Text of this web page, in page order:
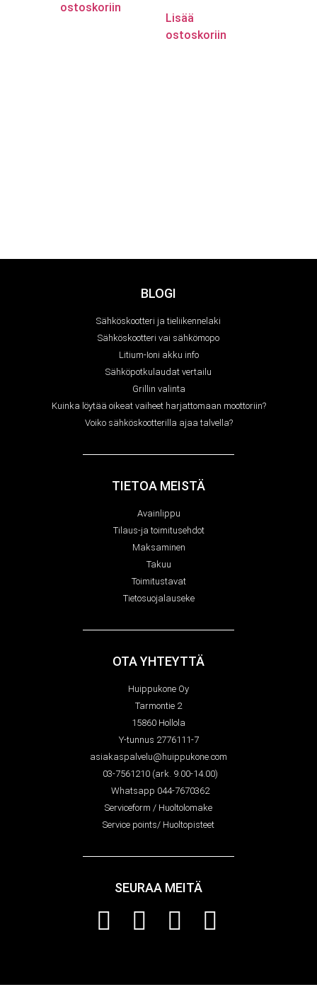
ostoskoriin
Lisää
ostoskoriin
BLOGI
Sähköskootteri ja tieliikennelaki
Sähköskootteri vai sähkömopo
Litium-Ioni akku info
Sähköpotkulaudat vertailu
Grillin valinta
Kuinka löytää oikeat vaiheet harjattomaan moottoriin?
Voiko sähköskootterilla ajaa talvella?
TIETOA MEISTÄ
Avainlippu
Tilaus-ja toimitusehdot
Maksaminen
Takuu
Toimitustavat
Tietosuojalauseke
OTA YHTEYTTÄ
Huippukone Oy
Tarmontie 2
15860 Hollola
Y-tunnus 2776111-7
asiakaspalvelu@huippukone.com
03-7561210 (ark. 9.00-14.00)
Whatsapp 044-7670362
Serviceform / Huoltolomake
Service points/ Huoltopisteet
SEURAA MEITÄ